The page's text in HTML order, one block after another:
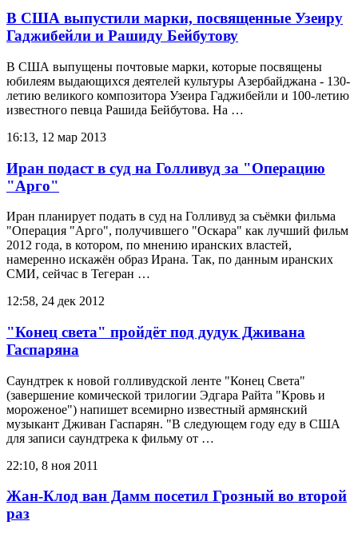
В США выпустили марки, посвященные Узеиру
Гаджибейли и Рашиду Бейбутову
В США выпущены почтовые марки, которые посвящены
юбилеям выдающихся деятелей культуры Азербайджана - 130-
летию великого композитора Узеира Гаджибейли и 100-летию
известного певца Рашида Бейбутова. На …
16:13, 12 мар 2013
Иран подаст в суд на Голливуд за "Операцию
"Арго"
Иран планирует подать в суд на Голливуд за съёмки фильма
"Операция "Арго", получившего "Оскара" как лучший фильм
2012 года, в котором, по мнению иранских властей,
намеренно искажён образ Ирана. Так, по данным иранских
СМИ, сейчас в Тегеран …
12:58, 24 дек 2012
"Конец света" пройдёт под дудук Дживана
Гаспаряна
Саундтрек к новой голливудской ленте "Конец Света"
(завершение комической трилогии Эдгара Райта "Кровь и
мороженое") напишет всемирно известный армянский
музыкант Дживан Гаспарян. "В следующем году еду в США
для записи саундтрека к фильму от …
22:10, 8 ноя 2011
Жан-Клод ван Дамм посетил Грозный во второй
раз